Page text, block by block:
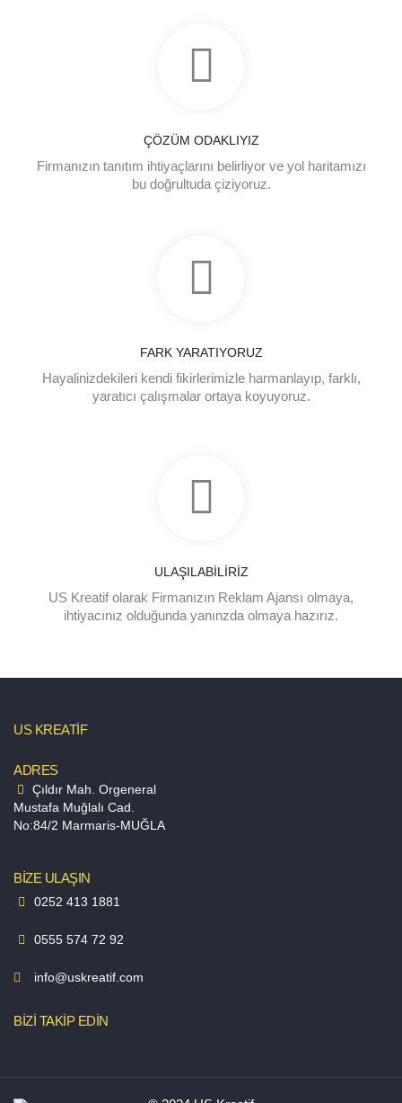
ÇÖZÜM ODAKLIYIZ
Firmanızın tanıtım ihtiyaçlarını belirliyor ve yol haritamızı
bu doğrultuda çiziyoruz.
FARK YARATIYORUZ
Hayalinizdekileri kendi fikirlerimizle harmanlayıp, farklı,
yaratıcı çalışmalar ortaya koyuyoruz.
ULAŞILABİLİRİZ
US Kreatif olarak Firmanızın Reklam Ajansı olmaya,
ihtiyacınız olduğunda yanınzda olmaya hazırız.
US KREATİF
ADRES
Çıldır Mah. Orgeneral
Mustafa Muğlalı Cad.
No:84/2 Marmaris-MUĞLA
BİZE ULAŞIN
0252 413 1881
0555 574 72 92
info@uskreatif.com
BİZİ TAKİP EDİN